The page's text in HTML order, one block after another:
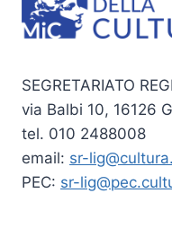
SEGRETARIATO
via Balbi 10, 16126
tel. 010 2488008
email: sr-
PEC: sr-